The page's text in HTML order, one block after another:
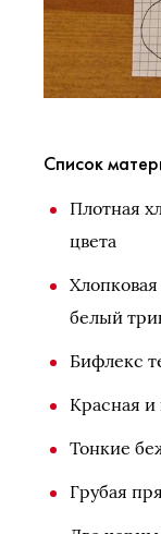
Список
Плотная
цвета
белый
Бифлекс
Красная и
Тонкие
Грубая